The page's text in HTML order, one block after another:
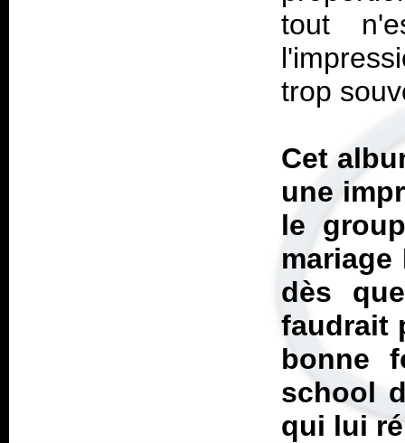
tout
trop
Cet
une
le
mariage
dès
faudrait
bonne
school
qui lui